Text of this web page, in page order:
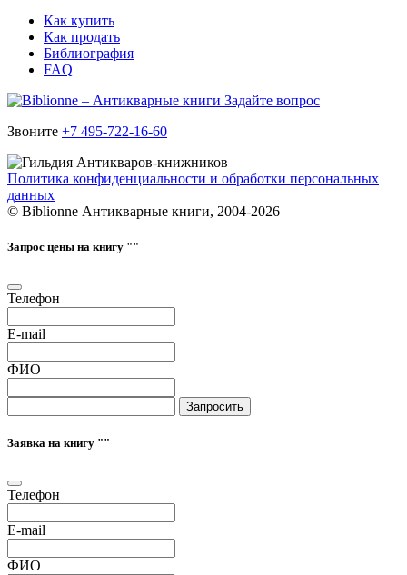
Как купить
Как продать
Библиография
FAQ
Задайте вопрос
Звоните +7 495-722-16-60
Политика конфиденциальности и обработки персональных
данных
© Biblionne Антикварные книги, 2004-2026
Запрос цены на книгу ""
Телефон
E-mail
ФИО
Запросить
Заявка на книгу ""
Телефон
E-mail
ФИО